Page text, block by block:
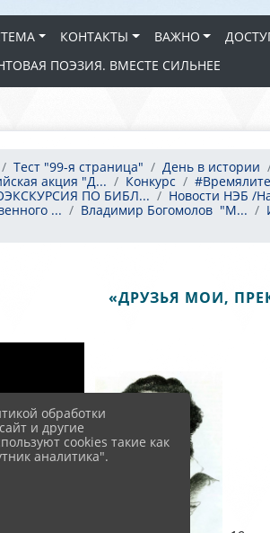
КОНТАКТЫ ВАЖНО
ПОЭЗИЯ. ВМЕСТЕ СИЛЬНЕЕ
Тест "99-я страница" День в истории
акция "Д... Конкурс
ПО БИБЛ... Новости НЭБ /
... Владимир Богомолов "М...
«ДРУЗЬЯ МОИ,
обработки
и другие
cookies такие как
аналитика".